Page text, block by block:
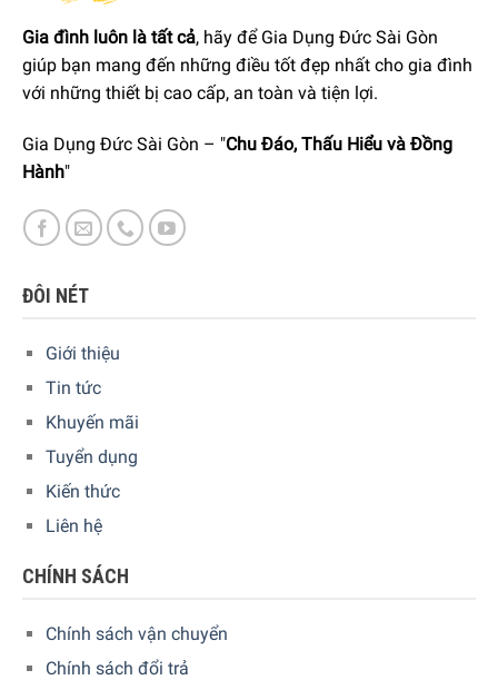
Tủ lạnh smeg là dòng sản phẩm cao cấp có giá khá cao từ
vài chục đến vài trăm triệu. Tuy nhiên, ai cũng khao khát có
được chúng vì chúng xứng đáng. Tủ lạnh của Smeg vừa
có thiết kế độc đáo, vừa nhấn mạnh sự thân thiện với môi
trường và tất cả các tủ lạnh được đóng gói bằng vật liệu
không gây ô nhiễm, có thể tái chế. Và đương nhiên với
Gia đình luôn là tất cả, hãy để Gia Dụng Đức Sài Gòn
giúp bạn mang đến những điều tốt đẹp nhất cho gia đình
với những thiết bị cao cấp, an toàn và tiện lợi.
Gia Dụng Đức Sài Gòn – "Chu Đáo, Thấu Hiểu và Đồng
Hành"
ĐÔI NÉT
Giới thiệu
Tin tức
Khuyến mãi
Tuyển dụng
Kiến thức
Liên hệ
CHÍNH SÁCH
Chính sách vận chuyển
Chính sách đổi trả